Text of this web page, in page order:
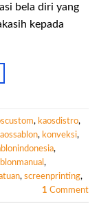
bela diri yang
kepada
, kaosdistro,
, konveksi,
,
,
, screenprinting,
1 Comment